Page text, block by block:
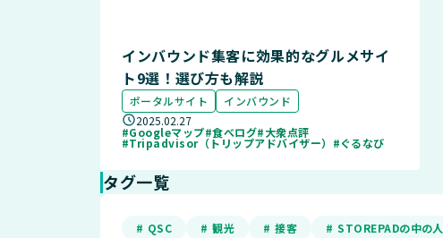
インバウンド集客に効果的なグルメサイ
ト9選！選び方も解説
ポータルサイト
インバウンド
2025.02.27
#Googleマップ#食べログ#大衆点評
#Tripadvisor（トリップアドバイザー） #ぐるなび
タグ一覧
# QSC # 観光 # 接客 # STOREPADの中の人